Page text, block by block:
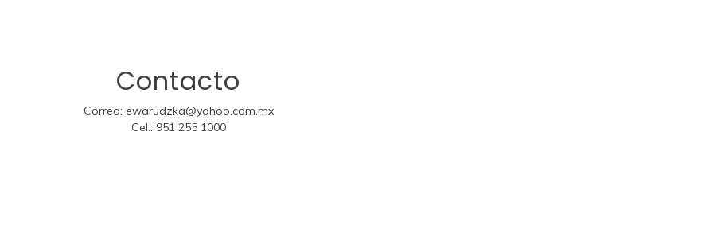
Contacto
Correo: ewarudzka@yahoo.com.mx
Cel.: 951 255 1000